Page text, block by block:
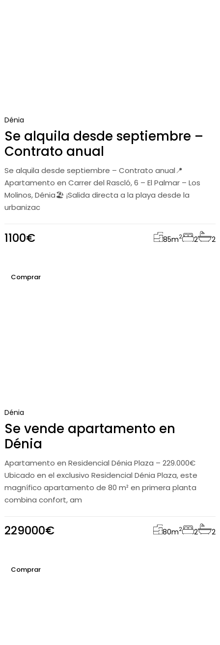
Dénia
Se alquila desde septiembre –
Contrato anual
Se alquila desde septiembre – Contrato anual📍
Apartamento en Carrer del Rascló, 6 – El Palmar – Los
Molinos, Dénia🏖 ¡Salida directa a la playa desde la
urbanizac
1100€ 85m2 2 2
Comprar
Dénia
Se vende apartamento en
Dénia
Apartamento en Residencial Dénia Plaza – 229.000€
Ubicado en el exclusivo Residencial Dénia Plaza, este
magnífico apartamento de 80 m² en primera planta
combina confort, am
229000€ 80m2 2 2
Comprar